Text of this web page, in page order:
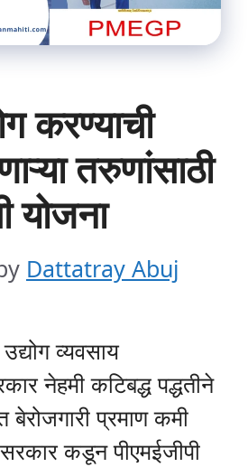
करण्याची
तरुणांसाठी
योजना
Dattatray Abuj
व्यवसाय
नेहमी कटिबद्ध पद्धतीने
प्रमाण कमी
कडून पीएमईजीपी